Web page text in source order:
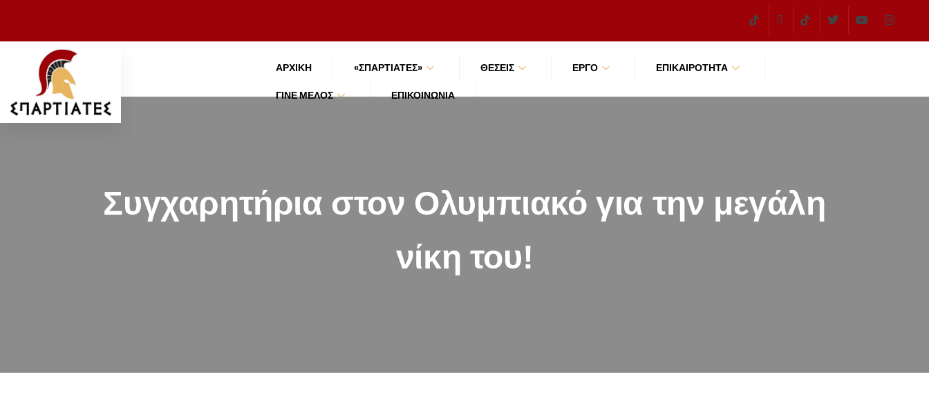
ΑΡΧΙΚΉ «ΣΠΑΡΤΙΑΤΕΣ» ΘΕΣΕΙΣ ΕΡΓΟ
ΕΠΙΚΑΙΡΌΤΗΤΑ
ΓΊΝΕ ΜΈΛΟΣ
ΕΠΙΚΟΙΝΩΝΊΑ
Συγχαρητήρια στον Ολυμπιακό για την μεγάλη
νίκη του!